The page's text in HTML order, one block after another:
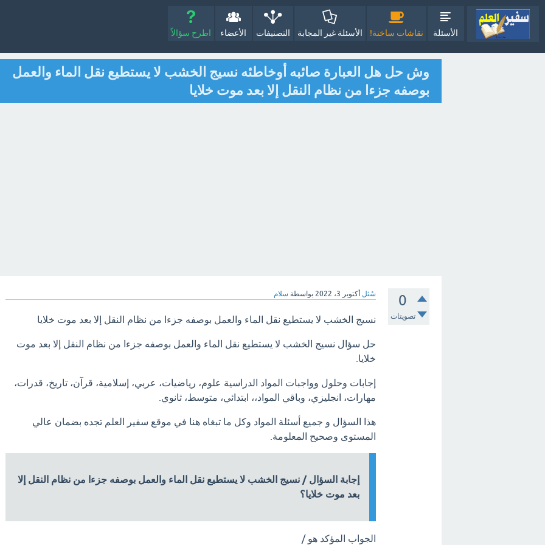
الأسئلة نقاشات ساخنة! الأسئلة غير المجابة التصنيفات الأعضاء اطرح سؤالاً
وش حل هل العبارة صائبه أوخاطئه نسيج الخشب لا يستطيع نقل الماء والعمل
بوصفه جزءا من نظام النقل إلا بعد موت خلايا
0
تصويتات
سُئل أكتوبر 3، 2022 بواسطة سلام
نسيج الخشب لا يستطيع نقل الماء والعمل بوصفه جزءا من نظام النقل إلا بعد موت خلايا
حل سؤال نسيج الخشب لا يستطيع نقل الماء والعمل بوصفه جزءا من نظام النقل إلا بعد موت
خلايا.
إجابات وحلول وواجبات المواد الدراسية علوم، رياضيات، عربي، إسلامية، قرآن، تاريخ، قدرات،
مهارات، انجليزي، وباقي المواد،، ابتدائي، متوسط، ثانوي.
هذا السؤال و جميع أسئلة المواد وكل ما تبغاه هنا في موقع سفير العلم تجده بضمان عالي
المستوى وصحيح المعلومة.
إجابة السؤال / نسيج الخشب لا يستطيع نقل الماء والعمل بوصفه جزءا من نظام النقل إلا
بعد موت خلايا؟
الجواب المؤكد هو /